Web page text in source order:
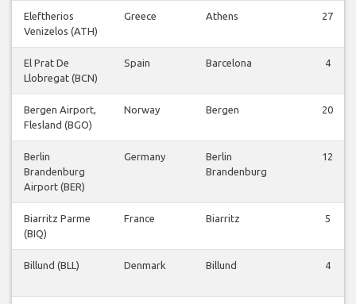
Eleftherios
Venizelos (ATH)
Greece Athens 27
El Prat De
Llobregat (BCN)
Spain Barcelona 4
Bergen Airport,
Flesland (BGO)
Norway Bergen 20
Berlin
Brandenburg
Airport (BER)
Germany
Berlin
Brandenburg
12
Biarritz Parme
(BIQ)
France Biarritz 5
Billund (BLL) Denmark Billund 4